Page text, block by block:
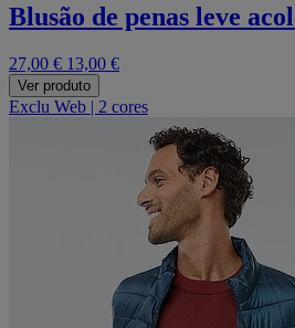
Blusão de penas leve
27,00 € 13,00 €
Ver produto
Exclu Web | 2 cores